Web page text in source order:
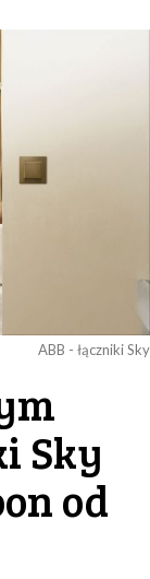
ABB - łączniki Sky
Sky
od